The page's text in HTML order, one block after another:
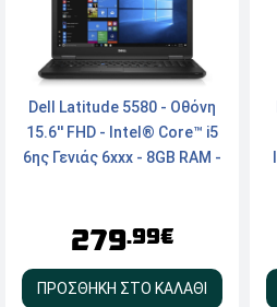
Dell Latitude 5580 - Οθόνη
15.6'' FHD - Intel® Core™ i5
6ης Γενιάς 6xxx - 8GB RAM -
Windows 11 Pro
279.99€
ΠΡΟΣΘΗΚΗ ΣΤΟ ΚΑΛΑΘΙ